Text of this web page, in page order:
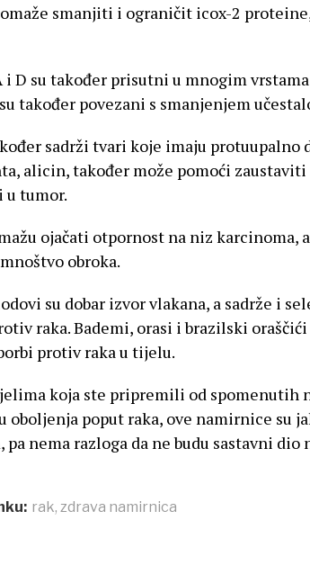
smanjiti i ograničit icox-2
D su također prisutni u mnogim vrstama
također povezani s smanjenjem
sadrži tvari koje imaju protuupalno
alicin, također može pomoći
u tumor.
ojačati otpornost na niz karcinoma,
obroka.
su dobar izvor vlakana, a sadrže i
raka. Bademi, orasi i brazilski
protiv raka u tijelu.
koja ste pripremili od spomenutih
oboljenja poput raka, ove namirnice su
pa nema razloga da ne budu sastavni dio
rak, zdrava namirnica